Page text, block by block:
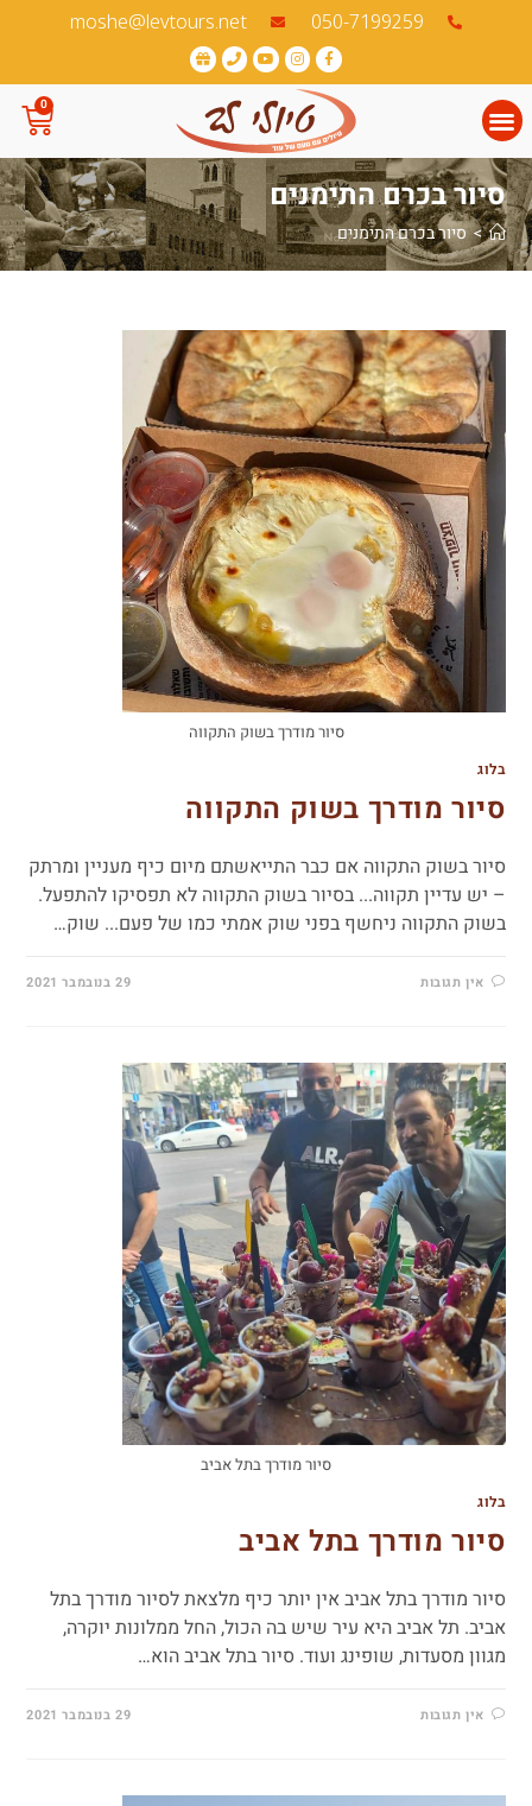
050-7199259‏
moshe@levtours.net
0
סיור בכרם התימנים
> סיור בכרם התימנים
סיור מודרך בשוק התקווה
בלוג
סיור מודרך בשוק התקווה
סיור בשוק התקווה אם כבר התייאשתם מיום כיף מעניין ומרתק
– יש עדיין תקווה... בסיור בשוק התקווה לא תפסיקו להתפעל.
בשוק התקווה ניחשף בפני שוק אמתי כמו של פעם... שוק…
אין תגובות 29 בנובמבר 2021
סיור מודרך בתל אביב
בלוג
סיור מודרך בתל אביב
סיור מודרך בתל אביב אין יותר כיף מלצאת לסיור מודרך בתל
אביב. תל אביב היא עיר שיש בה הכול, החל ממלונות יוקרה,
מגוון מסעדות, שופינג ועוד. סיור בתל אביב הוא…
אין תגובות 29 בנובמבר 2021